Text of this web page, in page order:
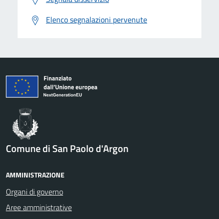
Elenco segnalazioni pervenute
Comune di San Paolo d'Argon
AMMINISTRAZIONE
Organi di governo
Aree amministrative